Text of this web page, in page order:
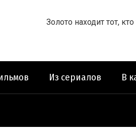
Золото находит тот,
Из сериалов В